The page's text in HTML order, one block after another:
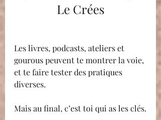
Le Crées
Les livres, podcasts, ateliers et
gourous peuvent te montrer la voie,
et te faire tester des pratiques
diverses.
Mais au final, c’est toi qui as les clés.